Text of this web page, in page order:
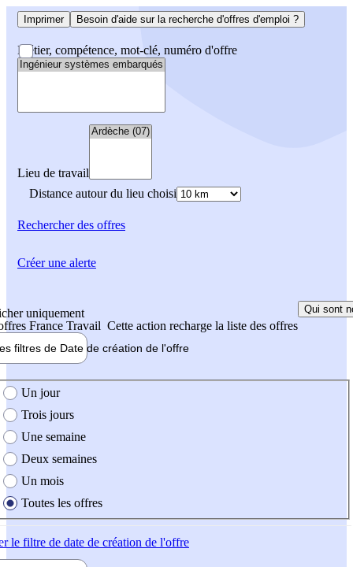
Imprimer Besoin d'aide sur la recherche d'offres d'emploi ?
Métier, compétence, mot-clé, numéro d'offre
Lieu de travail
Distance autour du lieu choisi
Rechercherdes offres
uniquement
France Travail Cette action recharge la liste des offres
Qui sont
filtres de Date de création de l'offre
création de l'offre
Un jour
Trois jours
Une semaine
Deux semaines
Un mois
Toutes les offres
le filtre de date de création de l'offre
Créer une alerte